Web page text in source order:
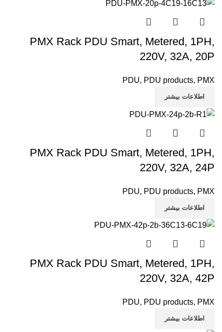
PMX Rack PDU Smart, Metered, 1PH,
220V, 32A, 20P
PDU, PDU products, PMX
اطلاعات بیشتر
PMX Rack PDU Smart, Metered, 1PH,
220V, 32A, 24P
PDU, PDU products, PMX
اطلاعات بیشتر
PMX Rack PDU Smart, Metered, 1PH,
220V, 32A, 42P
PDU, PDU products, PMX
اطلاعات بیشتر